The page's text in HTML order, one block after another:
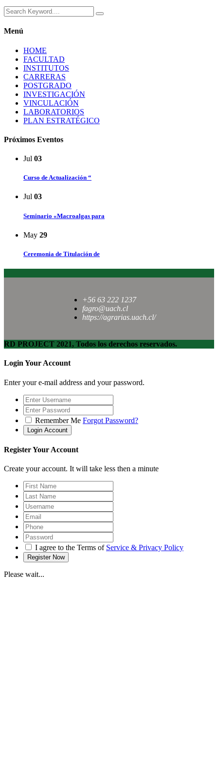
Menú
HOME
FACULTAD
INSTITUTOS
CARRERAS
POSTGRADO
INVESTIGACIÓN
VINCULACIÓN
LABORATORIOS
PLAN ESTRATÉGICO
Próximos Eventos
Jul 03
Curso de Actualización “
Jul 03
Seminario «Macroalgas para
May 29
Ceremonia de Titulación de
+56 63 222 1237
fagro@uach.cl
https://agrarias.uach.cl/
RD PROJECT 2021, Todos los derechos reservados.
Login Your Account
Enter your e-mail address and your password.
Remember Me Forgot Password?
Register Your Account
Create your account. It will take less then a minute
I agree to the Terms of Service & Privacy Policy
Please wait...